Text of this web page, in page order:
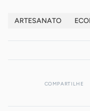
ARTESANATO
COMPARTILHE